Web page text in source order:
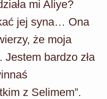
mi Aliye?
jej syna… Ona
że moja
bardzo zła
z Selimem”.